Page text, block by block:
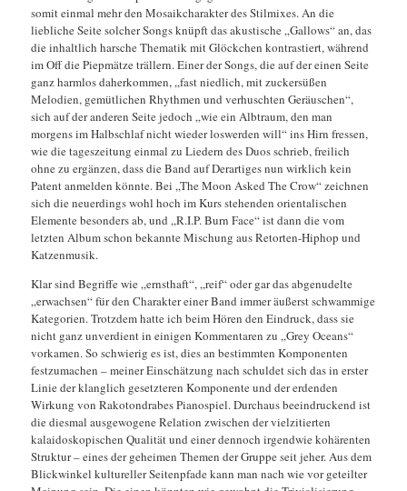
somit einmal mehr den Mosaikcharakter des Stilmixes. An die
liebliche Seite solcher Songs knüpft das akustische „Gallows“ an, das
die inhaltlich harsche Thematik mit Glöckchen kontrastiert, während
im Off die Piepmätze trällern. Einer der Songs, die auf der einen Seite
ganz harmlos daherkommen, „fast niedlich, mit zuckersüßen
Melodien, gemütlichen Rhythmen und verhuschten Geräuschen“,
sich auf der anderen Seite jedoch „wie ein Albtraum, den man
morgens im Halbschlaf nicht wieder loswerden will“ ins Hirn fressen,
wie die tageszeitung einmal zu Liedern des Duos schrieb, freilich
ohne zu ergänzen, dass die Band auf Derartiges nun wirklich kein
Patent anmelden könnte. Bei „The Moon Asked The Crow“ zeichnen
sich die neuerdings wohl hoch im Kurs stehenden orientalischen
Elemente besonders ab, und „R.I.P. Burn Face“ ist dann die vom
letzten Album schon bekannte Mischung aus Retorten-Hiphop und
Katzenmusik.
Klar sind Begriffe wie „ernsthaft“, „reif“ oder gar das abgenudelte
„erwachsen“ für den Charakter einer Band immer äußerst schwammige
Kategorien. Trotzdem hatte ich beim Hören den Eindruck, dass sie
nicht ganz unverdient in einigen Kommentaren zu „Grey Oceans“
vorkamen. So schwierig es ist, dies an bestimmten Komponenten
festzumachen – meiner Einschätzung nach schuldet sich das in erster
Linie der klanglich gesetzteren Komponente und der erdenden
Wirkung von Rakotondrabes Pianospiel. Durchaus beeindruckend ist
die diesmal ausgewogene Relation zwischen der vielzitierten
kalaidoskopischen Qualität und einer dennoch irgendwie kohärenten
Struktur – eines der geheimen Themen der Gruppe seit jeher. Aus dem
Blickwinkel kultureller Seitenpfade kann man nach wie vor geteilter